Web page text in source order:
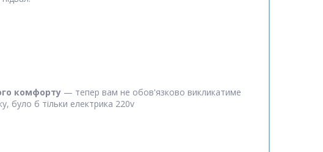
комфорту— тепер вам не обов'язково викликатиме
було б тільки електрика 220v